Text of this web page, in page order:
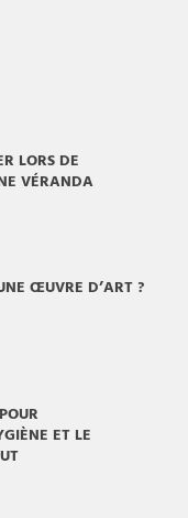
LORS DE
VÉRANDA
ŒUVRE D’ART ?
ET LE